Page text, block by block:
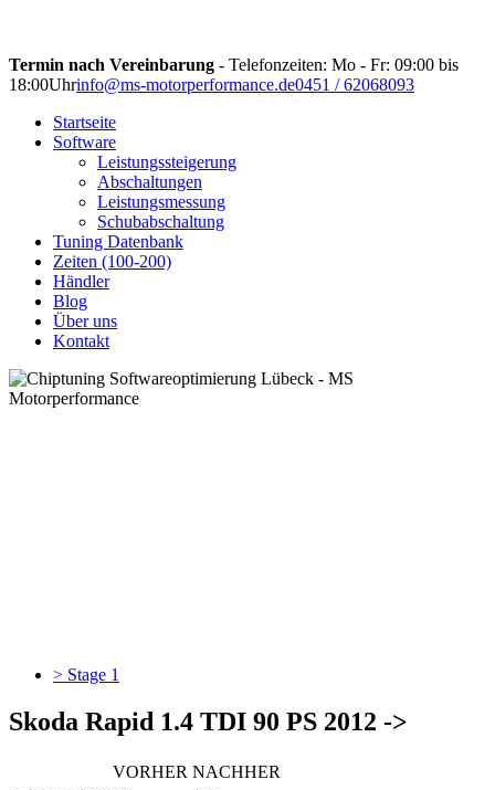
Termin nach Vereinbarung - Telefonzeiten: Mo - Fr: 09:00 bis
18:00Uhrinfo@ms-motorperformance.de0451 / 62068093
Startseite
Software
Leistungssteigerung
Abschaltungen
Leistungsmessung
Schubabschaltung
Tuning Datenbank
Zeiten (100-200)
Händler
Blog
Über uns
Kontakt
> Stage 1
Skoda Rapid 1.4 TDI 90 PS 2012 ->
VORHER NACHHER